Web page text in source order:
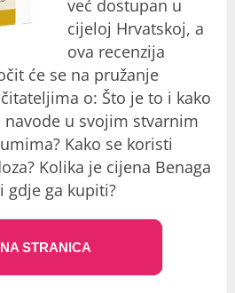
već dostupan u
cijeloj Hrvatskoj, a
ova recenzija
će se na pružanje
o: Što je to i kako
u svojim stvarnim
Kako se koristi
Kolika je cijena Benaga
gdje ga kupiti?
STRANICA